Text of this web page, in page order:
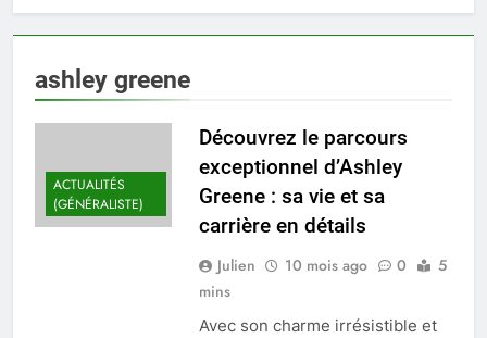
ashley greene
ACTUALITÉS
(GÉNÉRALISTE)
Découvrez le parcours
exceptionnel d’Ashley
Greene : sa vie et sa
carrière en détails
Julien 10 mois ago 0
5
mins
Avec son charme irrésistible et